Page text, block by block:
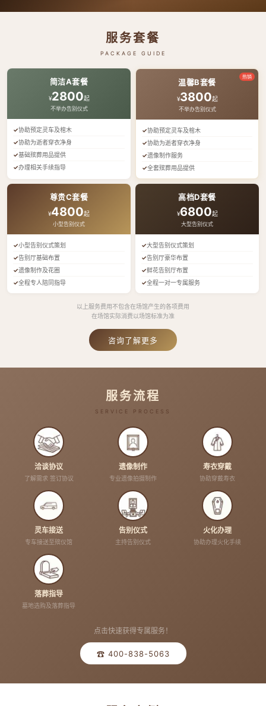
服务套餐
PACKAGE GUIDE
简洁A套餐
¥2800起
不举办告别仪式
协助预定灵车及棺木
协助为逝者穿衣净身
基础殡葬用品提供
办理相关手续指导
热销
温馨B套餐
¥3800起
不举办告别仪式
协助预定灵车及棺木
协助为逝者穿衣净身
遗像制作服务
全套殡葬用品提供
尊贵C套餐
¥4800起
小型告别仪式
小型告别仪式策划
告别厅基础布置
遗像制作及花圈
全程专人陪同指导
高档D套餐
¥6800起
大型告别仪式
大型告别仪式策划
告别厅豪华布置
鲜花告别厅布置
全程一对一专属服务
以上服务费用不包含在场馆产生的各项费用
在场馆实际消费以场馆标准为准
咨询了解更多
服务流程
SERVICE PROCESS
洽谈协议
了解需求 签订协议
遗像制作
专业遗像拍摄制作
寿衣穿戴
协助穿戴寿衣
灵车接送
专车接送至殡仪馆
告别仪式
主持告别仪式
火化办理
协助办理火化手续
落葬指导
墓地选购及落葬指导
点击快速获得专属服务！
☎ 400-838-5063